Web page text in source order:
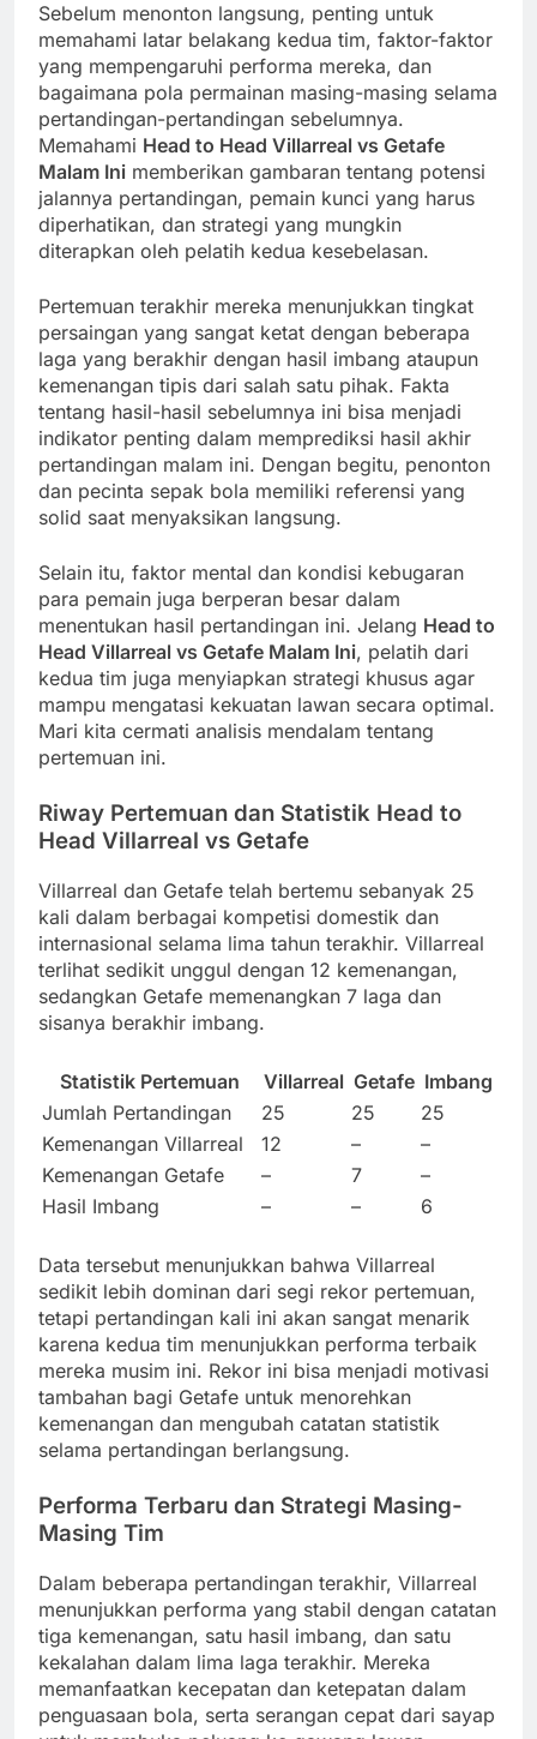
Sebelum menonton langsung, penting untuk
memahami latar belakang kedua tim, faktor-faktor
yang mempengaruhi performa mereka, dan
bagaimana pola permainan masing-masing selama
pertandingan-pertandingan sebelumnya.
Memahami Head to Head Villarreal vs Getafe
Malam Ini memberikan gambaran tentang potensi
jalannya pertandingan, pemain kunci yang harus
diperhatikan, dan strategi yang mungkin
diterapkan oleh pelatih kedua kesebelasan.
Pertemuan terakhir mereka menunjukkan tingkat
persaingan yang sangat ketat dengan beberapa
laga yang berakhir dengan hasil imbang ataupun
kemenangan tipis dari salah satu pihak. Fakta
tentang hasil-hasil sebelumnya ini bisa menjadi
indikator penting dalam memprediksi hasil akhir
pertandingan malam ini. Dengan begitu, penonton
dan pecinta sepak bola memiliki referensi yang
solid saat menyaksikan langsung.
Selain itu, faktor mental dan kondisi kebugaran
para pemain juga berperan besar dalam
menentukan hasil pertandingan ini. Jelang Head to
Head Villarreal vs Getafe Malam Ini, pelatih dari
kedua tim juga menyiapkan strategi khusus agar
mampu mengatasi kekuatan lawan secara optimal.
Mari kita cermati analisis mendalam tentang
pertemuan ini.
Riway Pertemuan dan Statistik Head to
Head Villarreal vs Getafe
Villarreal dan Getafe telah bertemu sebanyak 25
kali dalam berbagai kompetisi domestik dan
internasional selama lima tahun terakhir. Villarreal
terlihat sedikit unggul dengan 12 kemenangan,
sedangkan Getafe memenangkan 7 laga dan
sisanya berakhir imbang.
Statistik Pertemuan Villarreal Getafe Imbang
Jumlah Pertandingan
25 25
25
Kemenangan Villarreal
12 –
–
Kemenangan Getafe
– 7
–
Hasil Imbang
– – 6
Data tersebut menunjukkan bahwa Villarreal
sedikit lebih dominan dari segi rekor pertemuan,
tetapi pertandingan kali ini akan sangat menarik
karena kedua tim menunjukkan performa terbaik
mereka musim ini. Rekor ini bisa menjadi motivasi
tambahan bagi Getafe untuk menorehkan
kemenangan dan mengubah catatan statistik
selama pertandingan berlangsung.
Performa Terbaru dan Strategi Masing-
Masing Tim
Dalam beberapa pertandingan terakhir, Villarreal
menunjukkan performa yang stabil dengan catatan
tiga kemenangan, satu hasil imbang, dan satu
kekalahan dalam lima laga terakhir. Mereka
memanfaatkan kecepatan dan ketepatan dalam
penguasaan bola, serta serangan cepat dari sayap